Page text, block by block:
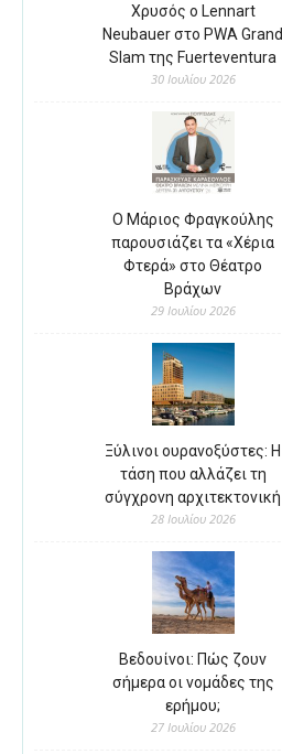
Χρυσός ο Lennart
Neubauer στο PWA Grand
Slam της Fuerteventura
30 Ιουλίου 2026
Ο Μάριος Φραγκούλης
παρουσιάζει τα «Χέρια
Φτερά» στο Θέατρο
Βράχων
29 Ιουλίου 2026
Ξύλινοι ουρανοξύστες: Η
τάση που αλλάζει τη
σύγχρονη αρχιτεκτονική
28 Ιουλίου 2026
Βεδουίνοι: Πώς ζουν
σήμερα οι νομάδες της
ερήμου;
27 Ιουλίου 2026